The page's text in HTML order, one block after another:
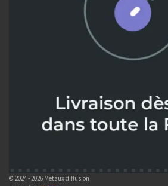
© 2024 - 2026 Metaux diffusion